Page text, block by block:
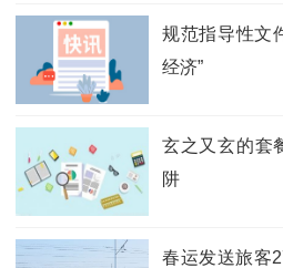
规范指导性文
经济”
玄之又玄的套
阱
春运发送旅客